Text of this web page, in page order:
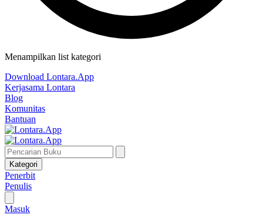
Menampilkan list kategori
Download Lontara.App
Kerjasama Lontara
Blog
Komunitas
Bantuan
Kategori
Penerbit
Penulis
Masuk